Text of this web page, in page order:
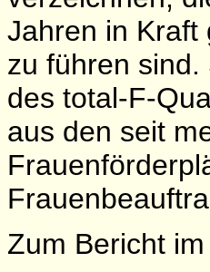
Jahren in Kraft
zu führen
des total-F-
aus den seit
Zum Bericht